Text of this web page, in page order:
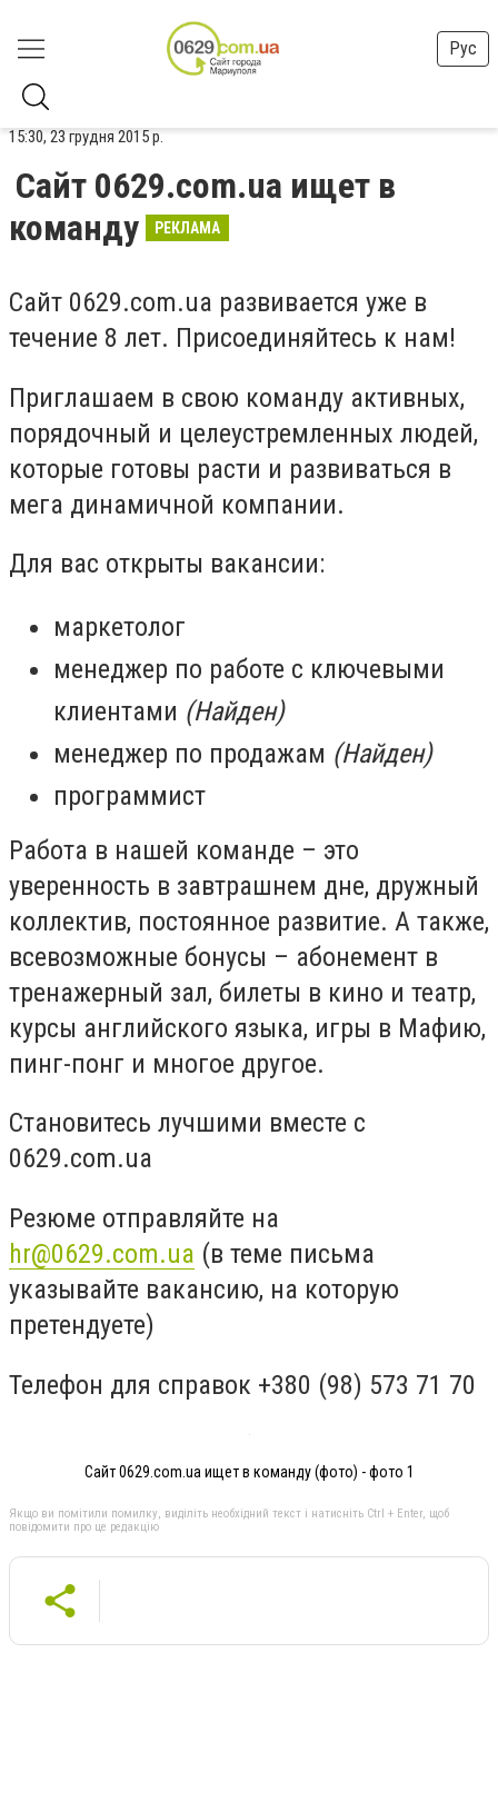
Рус
15:30, 23 грудня 2015 р.
Сайт 0629.cоm.ua ищет в
команду
РЕКЛАМА
Сайт 0629.com.ua развивается уже в
течение 8 лет. Присоединяйтесь к нам!
Приглашаем в свою команду активных,
порядочный и целеустремленных людей,
которые готовы расти и развиваться в
мега динамичной компании.
Для вас открыты вакансии:
маркетолог
менеджер по работе с ключевыми
клиентами (Найден)
менеджер по продажам (Найден)
программист
Работа в нашей команде – это
уверенность в завтрашнем дне, дружный
коллектив, постоянное развитие. А также,
всевозможные бонусы – абонемент в
тренажерный зал, билеты в кино и театр,
курсы английского языка, игры в Мафию,
пинг-понг и многое другое.
Становитесь лучшими вместе с
0629.com.ua
Резюме отправляйте на
hr@0629.com.ua (в теме письма
указывайте вакансию, на которую
претендуете)
Телефон для справок +380 (98) 573 71 70
Сайт 0629.cоm.ua ищет в команду (фото) - фото 1
Якщо ви помітили помилку, виділіть необхідний текст і натисніть Ctrl + Enter, щоб
повідомити про це редакцію